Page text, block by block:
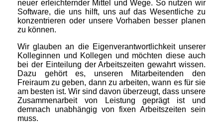
neuer erleichternder Mittel und Wege. So nutzen wir
Software, die uns hilft, uns auf das Wesentliche zu
konzentrieren oder unsere Vorhaben besser planen
zu können.
Wir glauben an die Eigenverantwortlichkeit unserer
Kolleginnen und Kollegen und möchten diese auch
bei der Einteilung der Arbeitszeiten gewahrt wissen.
Dazu gehört es, unseren Mitarbeitenden den
Freiraum zu geben, dann zu arbeiten, wann es für sie
am besten ist. Wir sind davon überzeugt, dass unsere
Zusammenarbeit von Leistung geprägt ist und
demnach unabhängig von fixen Arbeitszeiten sein
muss.